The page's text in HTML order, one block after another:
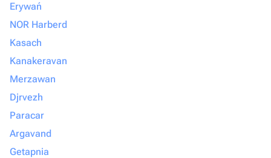
Erywań
NOR Harberd
Kasach
Kanakeravan
Merzawan
Djrvezh
Paracar
Argavand
Getapnia